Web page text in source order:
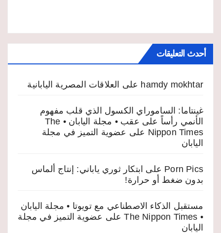
أحدث التعليقات
hamdy mokhtar على العلاقات المصرية اليابانية
غينتاما: الساموراي الكسول الذي قلب مفهوم
الأنمي رأساً على عقب • مجلة اليابان • The
Nippon Times على عضوية التميز في مجلة
اليابان
Porn Pics على ابتكار ثوري ياباني: إنتاج ألماس
بدون ضغط أو حرارة!
مستقبل الذكاء الاصطناعي مع تويوتا • مجلة اليابان
• The Nippon Times
على عضوية التميز في مجلة
اليابان